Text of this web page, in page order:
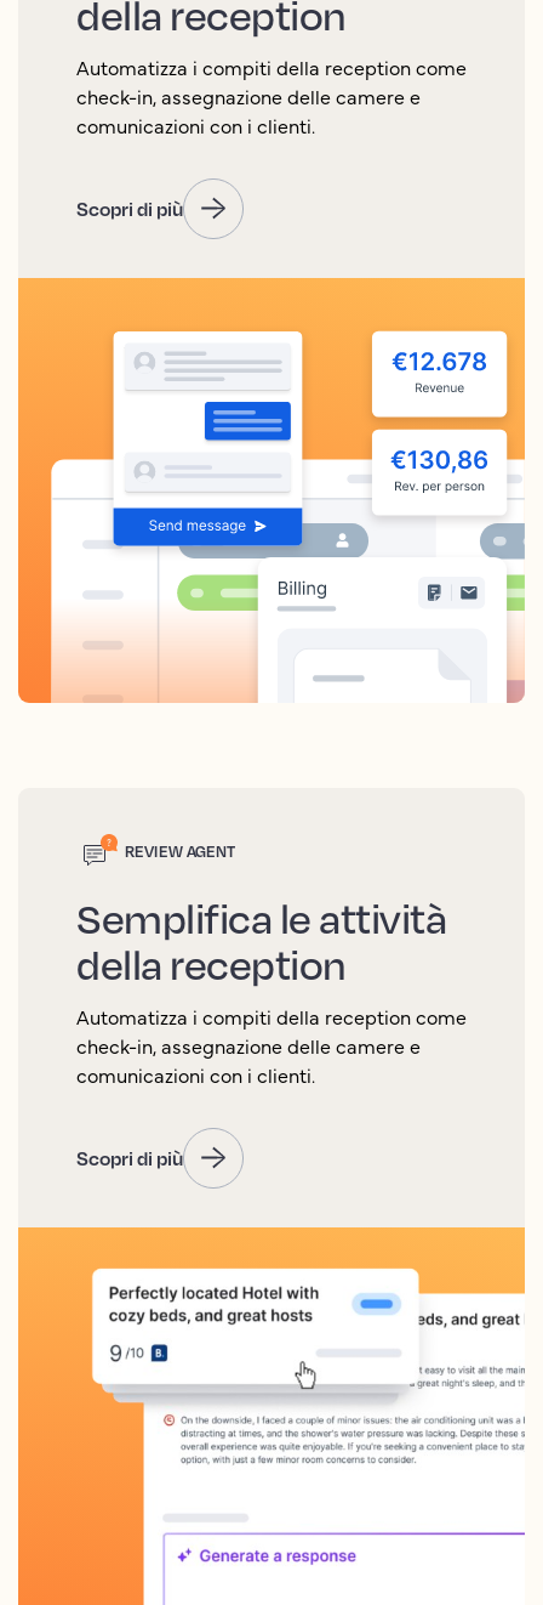
della reception
Automatizza i compiti della reception come
check-in, assegnazione delle camere e
comunicazioni con i clienti.
Scopri di più
REVIEW AGENT
Semplifica le attività
della reception
Automatizza i compiti della reception come
check-in, assegnazione delle camere e
comunicazioni con i clienti.
Scopri di più